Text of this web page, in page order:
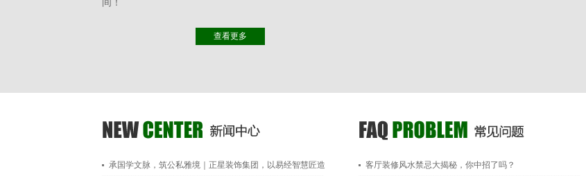
间！
查看更多
承国学文脉，筑公私雅境｜正星装饰集团，以易经智慧匠造 客厅装修风水禁忌大揭秘，你中招了吗？